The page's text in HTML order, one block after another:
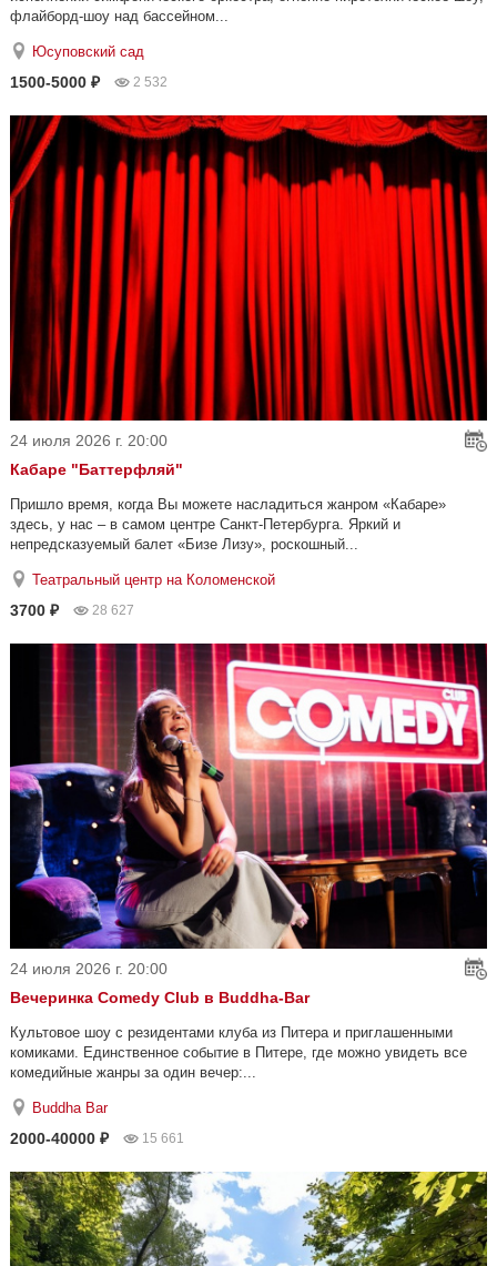
флайборд-шоу над бассейном...
Юсуповский сад
1500-5000 ₽ 2 532
24 июля 2026 г. 20:00
Кабаре "Баттерфляй"
Пришло время, когда Вы можете насладиться жанром «Кабаре»
здесь, у нас – в самом центре Санкт-Петербурга. Яркий и
непредсказуемый балет «Бизе Лизу», роскошный...
Театральный центр на Коломенской
3700 ₽ 28 627
24 июля 2026 г. 20:00
Вечеринка Comedy Club в Buddha-Bar
Культовое шоу с резидентами клуба из Питера и приглашенными
комиками. Единственное событие в Питере, где можно увидеть все
комедийные жанры за один вечер:...
Buddha Bar
2000-40000 ₽ 15 661